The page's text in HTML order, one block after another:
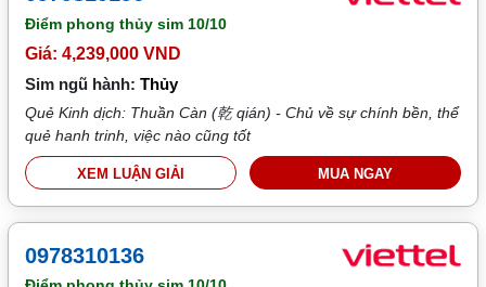
Điểm phong thủy sim 10/10
Giá: 4,239,000 VND
Sim ngũ hành:Thủy
Quẻ Kinh dịch: Thuần Càn (乾 qián) - Chủ về sự chính bền, thể
quẻ hanh trinh, việc nào cũng tốt
XEM LUẬN GIẢI MUA NGAY
0978310136